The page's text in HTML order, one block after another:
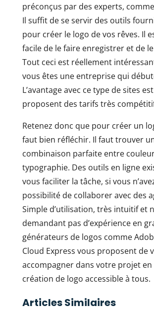
préconçus par des experts,
Il suffit de se servir des outils
pour créer le logo de vos rêves. Il
facile de le faire enregistrer et de
Tout ceci est réellement
vous êtes une entreprise qui
L’avantage avec ce type de sites est
proposent des tarifs très
Retenez donc que pour créer un
faut bien réfléchir. Il faut trouver
combinaison parfaite entre
typographie. Des outils en ligne
vous faciliter la tâche, si vous
possibilité de collaborer avec des
Simple d’utilisation, très intuitif et
demandant pas d’expérience en
générateurs de logos comme
Cloud Express vous proposent de
accompagner dans votre projet
création de logo accessible à tous.
Articles Similaires